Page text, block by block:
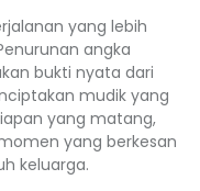
yang lebih
angka
bukti nyata dari
mudik yang
yang matang,
yang berkesan
keluarga.